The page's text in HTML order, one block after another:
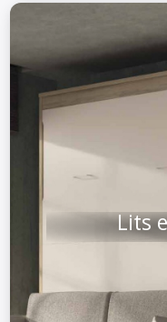
Lits